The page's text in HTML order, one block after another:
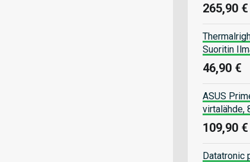
265,90 €
Suoritin
46,90 €
ASUS
virtalähde,
109,90 €
Datatronic